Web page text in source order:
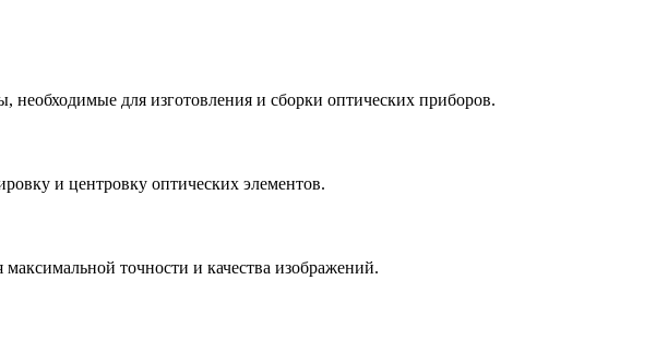
для изготовления и сборки оптических приборов.
и центровку оптических элементов.
точности и качества изображений.